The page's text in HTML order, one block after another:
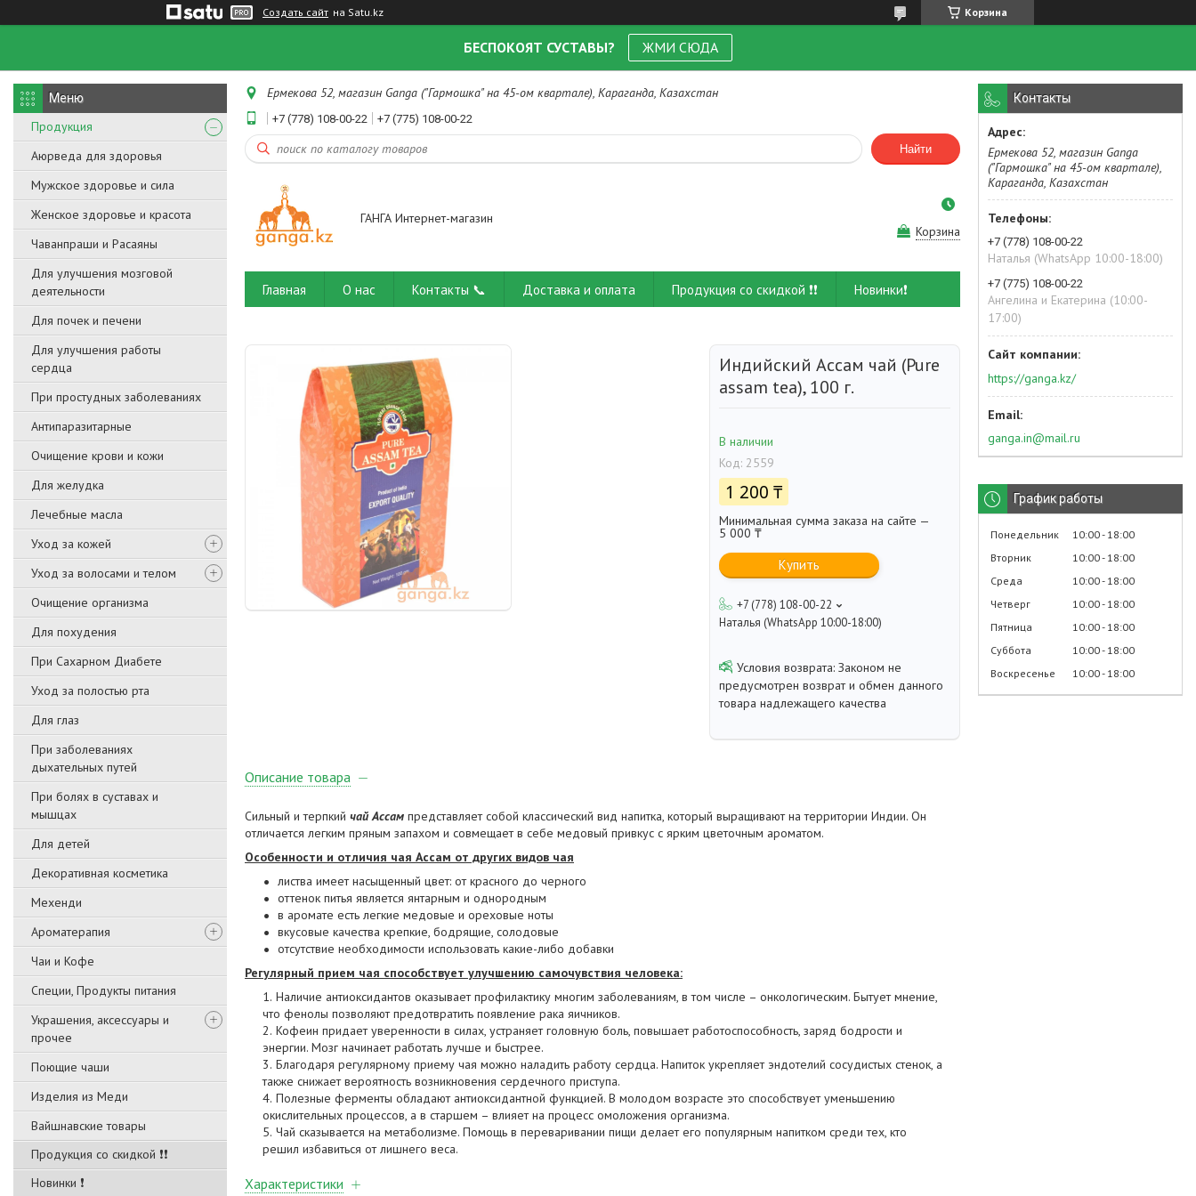
Создать сайт на Satu.kz Корзина
БЕСПОКОЯТ СУСТАВЫ? ЖМИ СЮДА
Продукция
Аюрведа для здоровья
Мужское здоровье и сила
Женское здоровье и красота
Чаванпраши и Расаяны
Для улучшения мозговой
деятельности
Для почек и печени
Для улучшения работы
сердца
При простудных заболеваниях
Антипаразитарные
Очищение крови и кожи
Для желудка
Лечебные масла
Уход за кожей
Уход за волосами и телом
Очищение организма
Для похудения
При Сахарном Диабете
Уход за полостью рта
Для глаз
При заболеваниях
дыхательных путей
При болях в суставах и
мышцах
Для детей
Декоративная косметика
Мехенди
Ароматерапия
Чаи и Кофе
Специи, Продукты питания
Украшения, аксессуары и
прочее
Поющие чаши
Изделия из Меди
Вайшнавские товары
Продукция со скидкой ❗❗
Новинки ❗
Ермекова 52, магазин Ganga ("Гармошка" на 45-ом квартале), Караганда, Казахстан
+7 (778) 108-00-22 +7 (775) 108-00-22
Найти
ГАНГА Интернет-магазин
Корзина
Главная О нас Контакты 📞 Доставка и оплата Продукция со скидкой ❗❗ Новинки❗
Индийский Ассам чай (Pure
assam tea), 100 г.
В наличии
Код: 2559
1 200 ₸
Минимальная сумма заказа на сайте —
5 000 ₸
Купить
+7 (778) 108-00-22
Наталья (WhatsApp 10:00-18:00)
Законом не
предусмотрен возврат и обмен данного
товара надлежащего качества
Описание товара
Сильный и терпкий чай Ассам представляет собой классический вид напитка, который выращивают на территории Индии. Он
отличается легким пряным запахом и совмещает в себе медовый привкус с ярким цветочным ароматом.
Особенности и отличия чая Ассам от других видов чая
листва имеет насыщенный цвет: от красного до черного
оттенок питья является янтарным и однородным
в аромате есть легкие медовые и ореховые ноты
вкусовые качества крепкие, бодрящие, солодовые
отсутствие необходимости использовать какие-либо добавки
Регулярный прием чая способствует улучшению самочувствия человека:
Наличие антиоксидантов оказывает профилактику многим заболеваниям, в том числе – онкологическим. Бытует мнение,
что фенолы позволяют предотвратить появление рака яичников.
Кофеин придает уверенности в силах, устраняет головную боль, повышает работоспособность, заряд бодрости и
энергии. Мозг начинает работать лучше и быстрее.
Благодаря регулярному приему чая можно наладить работу сердца. Напиток укрепляет эндотелий сосудистых стенок, а
также снижает вероятность возникновения сердечного приступа.
Полезные ферменты обладают антиоксидантной функцией. В молодом возрасте это способствует уменьшению
окислительных процессов, а в старшем – влияет на процесс омоложения организма.
Чай сказывается на метаболизме. Помощь в переваривании пищи делает его популярным напитком среди тех, кто
решил избавиться от лишнего веса.
Характеристики
Контакты
Ермекова 52, магазин Ganga
("Гармошка" на 45-ом квартале),
Караганда, Казахстан
+7 (778) 108-00-22
Наталья (WhatsApp 10:00-18:00)
+7 (775) 108-00-22
Ангелина и Екатерина (10:00-
17:00)
https://ganga.kz/
ganga.in@mail.ru
График работы
Понедельник 10:00 18:00
Вторник
10:00 18:00
Среда
10:00 18:00
Четверг
10:00 18:00
Пятница
10:00 18:00
Суббота
10:00 18:00
Воскресенье
10:00 18:00